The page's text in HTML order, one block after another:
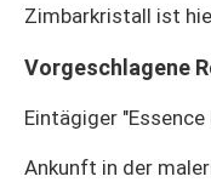
Zimbarkristall ist
Vorgeschlagene
Eintägiger "Essence
Ankunft in der